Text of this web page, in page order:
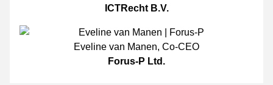
ICTRecht B.V.
Eveline van Manen, Co-CEO
Forus-P Ltd.